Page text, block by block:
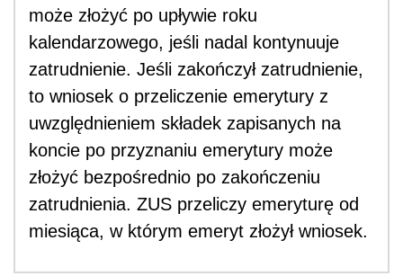
może złożyć po upływie roku
kalendarzowego, jeśli nadal kontynuuje
zatrudnienie. Jeśli zakończył zatrudnienie,
to wniosek o przeliczenie emerytury z
uwzględnieniem składek zapisanych na
koncie po przyznaniu emerytury może
złożyć bezpośrednio po zakończeniu
zatrudnienia. ZUS przeliczy emeryturę od
miesiąca, w którym emeryt złożył wniosek.